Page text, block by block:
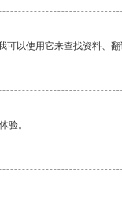
以使用它来查找资料、翻
验。